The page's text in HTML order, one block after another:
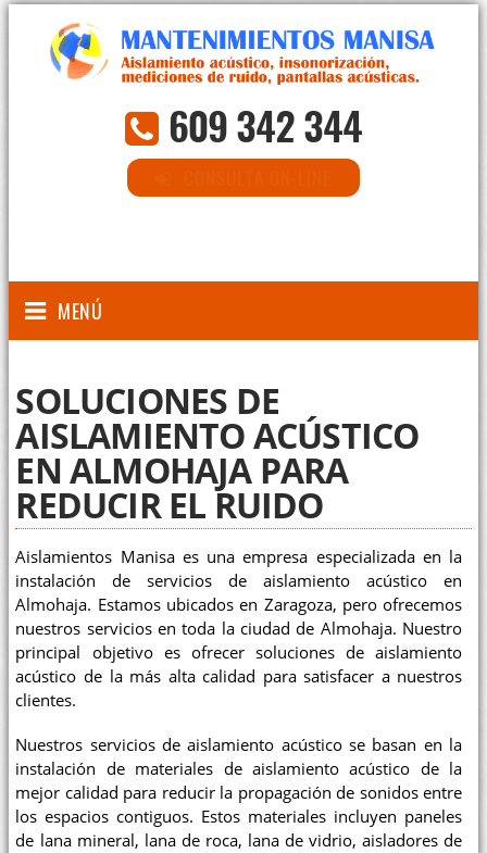
609 342 344
MENÚ
SOLUCIONES DE
AISLAMIENTO ACÚSTICO
EN ALMOHAJA PARA
REDUCIR EL RUIDO
Aislamientos Manisa es una empresa especializada en la
instalación de servicios de aislamiento acústico en
Almohaja. Estamos ubicados en Zaragoza, pero ofrecemos
nuestros servicios en toda la ciudad de Almohaja. Nuestro
principal objetivo es ofrecer soluciones de aislamiento
acústico de la más alta calidad para satisfacer a nuestros
clientes.
Nuestros servicios de aislamiento acústico se basan en la
instalación de materiales de aislamiento acústico de la
mejor calidad para reducir la propagación de sonidos entre
los espacios contiguos. Estos materiales incluyen paneles
de lana mineral, lana de roca, lana de vidrio, aisladores de